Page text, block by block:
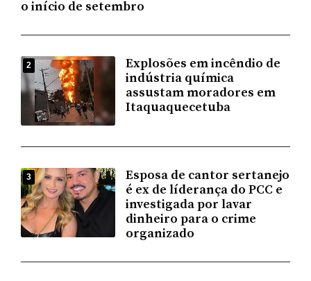
o início de setembro
2
Explosões em incêndio de
indústria química
assustam moradores em
Itaquaquecetuba
3
Esposa de cantor sertanejo
é ex de líderança do PCC e
investigada por lavar
dinheiro para o crime
organizado